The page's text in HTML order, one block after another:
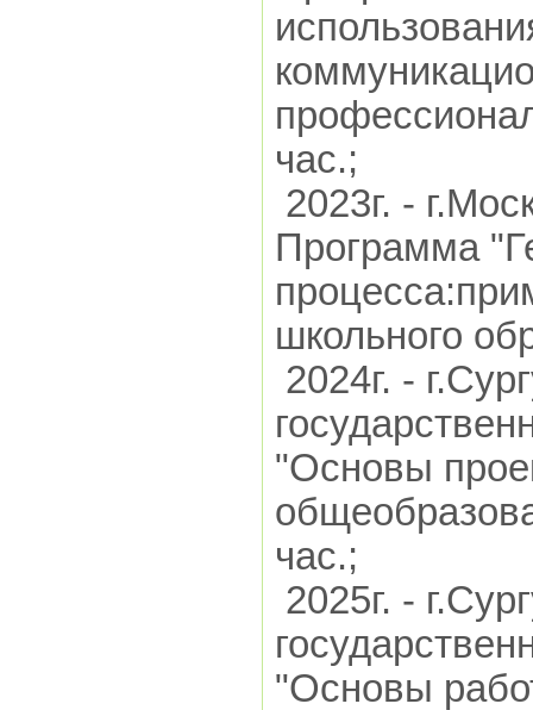
час.;
2023г. -
Программа
школьного
2024г. -
"Основы
час.;
2025г. -
"Основы